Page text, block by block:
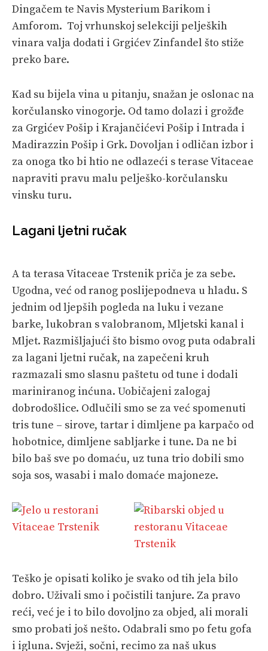
Dingačem te Navis Mysterium Barikom i
Amforom. Toj vrhunskoj selekciji peljeških
vinara valja dodati i Grgićev Zinfandel što stiže
preko bare.
Kad su bijela vina u pitanju, snažan je oslonac na
korčulansko vinogorje. Od tamo dolazi i grožđe
za Grgićev Pošip i Krajančićevi Pošip i Intrada i
Madirazzin Pošip i Grk. Dovoljan i odličan izbor i
za onoga tko bi htio ne odlazeći s terase Vitaceae
napraviti pravu malu pelješko-korčulansku
vinsku turu.
Lagani ljetni ručak
A ta terasa Vitaceae Trstenik priča je za sebe.
Ugodna, već od ranog poslijepodneva u hladu. S
jednim od ljepših pogleda na luku i vezane
barke, lukobran s valobranom, Mljetski kanal i
Mljet. Razmišljajući što bismo ovog puta odabrali
za lagani ljetni ručak, na zapečeni kruh
razmazali smo slasnu paštetu od tune i dodali
mariniranog inćuna. Uobičajeni zalogaj
dobrodošlice. Odlučili smo se za već spomenuti
tris tune – sirove, tartar i dimljene pa karpačo od
hobotnice, dimljene sabljarke i tune. Da ne bi
bilo baš sve po domaću, uz tuna trio dobili smo
soja sos, wasabi i malo domaće majoneze.
Teško je opisati koliko je svako od tih jela bilo
dobro. Uživali smo i počistili tanjure. Za pravo
reći, već je i to bilo dovoljno za objed, ali morali
smo probati još nešto. Odabrali smo po fetu gofa
i igluna. Svježi, sočni, recimo za naš ukus